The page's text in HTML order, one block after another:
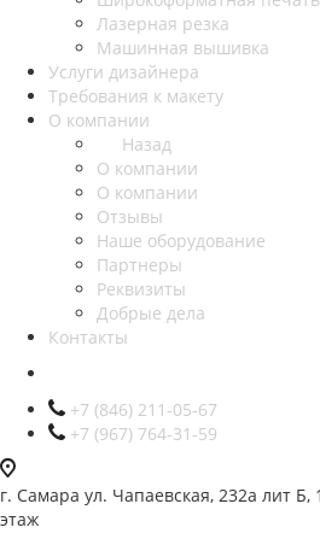
Лазерная резка
Машинная вышивка
Услуги дизайнера
Требования к макету
О компании
Назад
О компании
О компании
Отзывы
Наше оборудование
Партнеры
Реквизиты
Добрые дела
Контакты
+7 (846) 211-05-67
+7 (967) 764-31-59
г. Самара ул. Чапаевская, 232а лит
этаж